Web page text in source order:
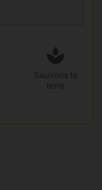
Sauvons la
terre